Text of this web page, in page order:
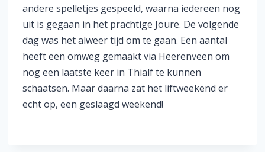
andere spelletjes gespeeld, waarna iedereen nog
uit is gegaan in het prachtige Joure. De volgende
dag was het alweer tijd om te gaan. Een aantal
heeft een omweg gemaakt via Heerenveen om
nog een laatste keer in Thialf te kunnen
schaatsen. Maar daarna zat het liftweekend er
echt op, een geslaagd weekend!